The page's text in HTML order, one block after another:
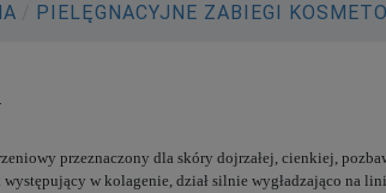
PIELĘGNACYJNE ZABIEGI
przeznaczony dla skóry dojrzałej, cienkiej,
w kolagenie, dział silnie wygładzająco na